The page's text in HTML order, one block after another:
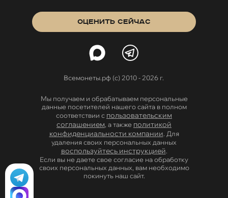
ОЦЕНИТЬ СЕЙЧАС
Всемонеты.рф (с) 2010 - 2026 г.
Мы получаем и обрабатываем персональные
данные посетителей нашего сайта в полном
соответствии с пользовательским
соглашением, а также политикой
конфиденциальности компании. Для
удаления своих персональных данных
воспользуйтесь инструкцией.
Если вы не даете свое согласие на обработку
своих персональных данных, вам необходимо
покинуть наш сайт.